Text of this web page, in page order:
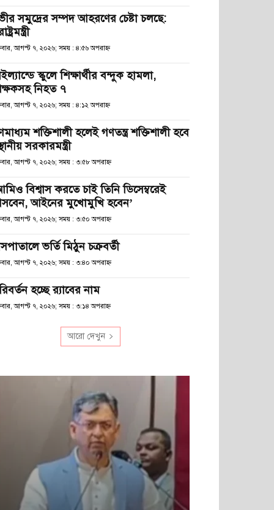
সমুদ্রের সম্পদ আহরণের চেষ্টা চলছে:
আগস্ট ৭, ২০২৬; সময় : ৪:৫৬ অপরাহ্ণ
স্কুলে শিক্ষার্থীর বন্দুক হামলা,
নিহত ৭
আগস্ট ৭, ২০২৬; সময় : ৪:১২ অপরাহ্ণ
শক্তিশালী হলেই গণতন্ত্র শক্তিশালী হবে
সরকারমন্ত্রী
আগস্ট ৭, ২০২৬; সময় : ৩:৫৮ অপরাহ্ণ
বিশ্বাস করতে চাই তিনি ডিসেম্বরেই
আইনের মুখোমুখি হবেন’
আগস্ট ৭, ২০২৬; সময় : ৩:৫০ অপরাহ্ণ
ভর্তি মিঠুন চক্রবর্তী
আগস্ট ৭, ২০২৬; সময় : ৩:৪০ অপরাহ্ণ
হচ্ছে র‌্যাবের নাম
আগস্ট ৭, ২০২৬; সময় : ৩:১৪ অপরাহ্ণ
আরো দেখুন